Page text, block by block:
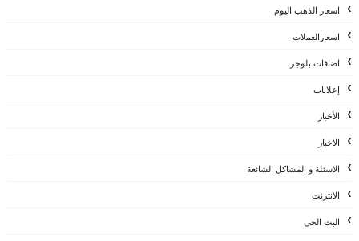
اسعار الذهب اليوم
اسعارالعملات
اضافات بلوجر
إعلانات
الأخبار
الاخبار
الاسئلة و المشاكل الشائعة
الانترنت
البث الحي